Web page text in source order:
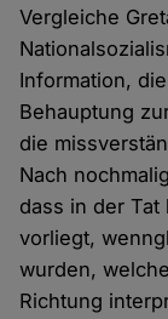
Vergleiche
Information,
Behauptung
die
Nach
dass in der
vorliegt,
wurden,
Richtung